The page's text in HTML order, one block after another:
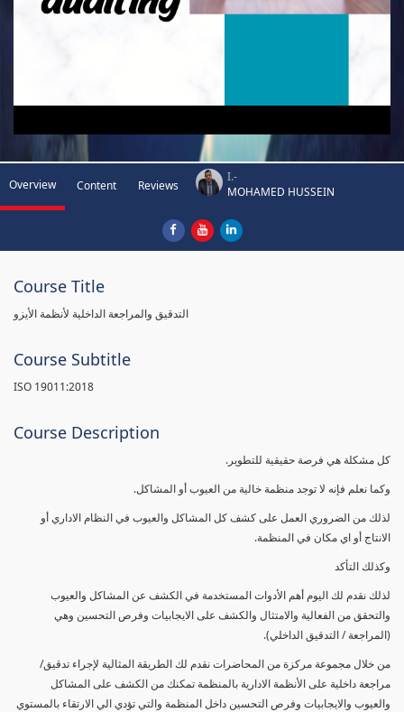
Overview Content Reviews
I.-
MOHAMED HUSSEIN
Course Title
التدقيق والمراجعة الداخلية لأنظمة الأيزو
Course Subtitle
ISO 19011:2018
Course Description
كل مشكلة هي فرصة حقيقية للتطوير.
وكما نعلم فإنه لا توجد منظمة خالية من العيوب أو المشاكل.
لذلك من الضروري العمل على كشف كل المشاكل والعيوب في النظام الاداري أو
الانتاج أو اي مكان في المنظمة.
وكذلك التأكد
لذلك نقدم لك اليوم أهم الأدوات المستخدمة في الكشف عن المشاكل والعيوب
والتحقق من الفعالية والامتثال والكشف على الايجابيات وفرص التحسين وهي
(المراجعة / التدقيق الداخلي).
من خلال مجموعة مركزة من المحاضرات نقدم لك الطريقة المثالية لإجراء تدقيق/
مراجعة داخلية على الأنظمة الادارية بالمنظمة تمكنك من الكشف على المشاكل
والعيوب والايجابيات وفرص التحسين داخل المنظمة والتي تؤدي الي الارتقاء بالمستوي